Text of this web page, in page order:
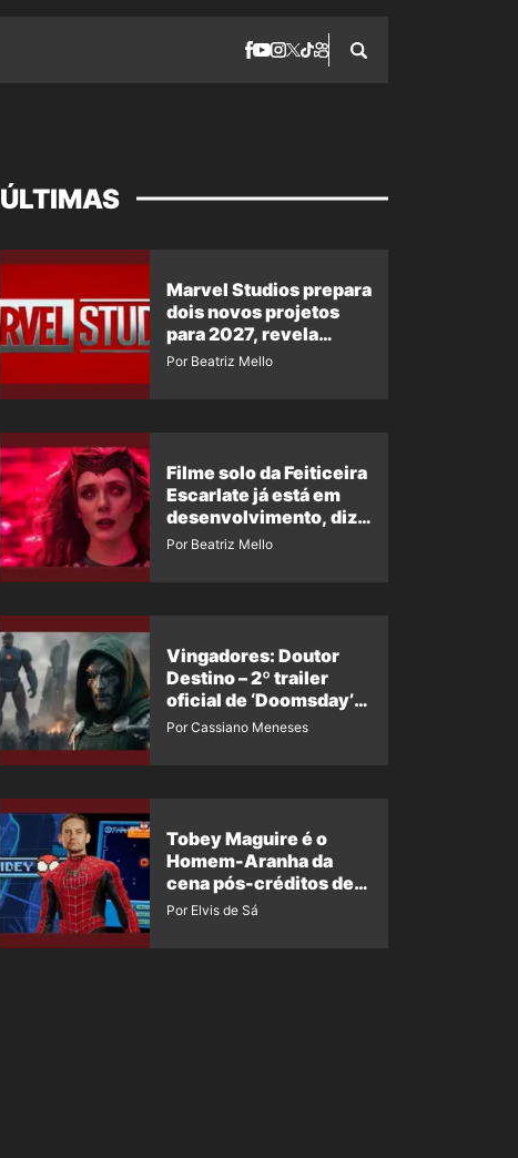
ÚLTIMAS
Marvel Studios prepara
dois novos projetos
para 2027, revela
insider
Por Beatriz Mello
Filme solo da Feiticeira
Escarlate já está em
desenvolvimento, diz
insider
Por Beatriz Mello
Vingadores: Doutor
Destino – 2º trailer
oficial de ‘Doomsday’
ganha nova data para
Por Cassiano Meneses
Tobey Maguire é o
Homem-Aranha da
cena pós-créditos de
Um Novo Dia?
Por Elvis de Sá